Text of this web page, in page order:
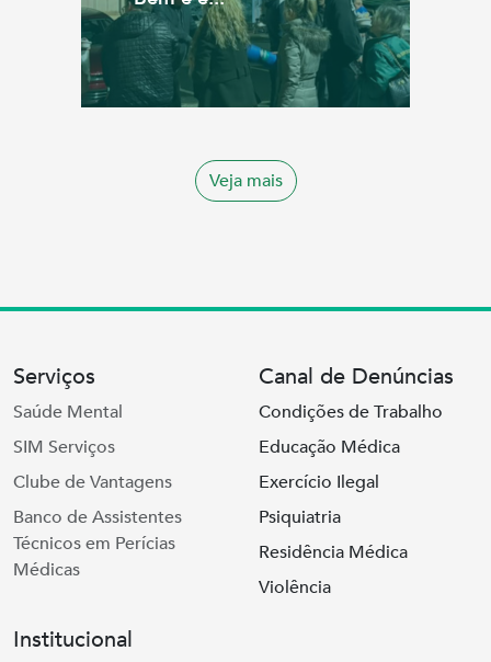
Veja mais
Serviços
Saúde Mental
SIM Serviços
Clube de Vantagens
Banco de Assistentes
Técnicos em Perícias
Médicas
Canal de Denúncias
Condições de Trabalho
Educação Médica
Exercício Ilegal
Psiquiatria
Residência Médica
Violência
Institucional